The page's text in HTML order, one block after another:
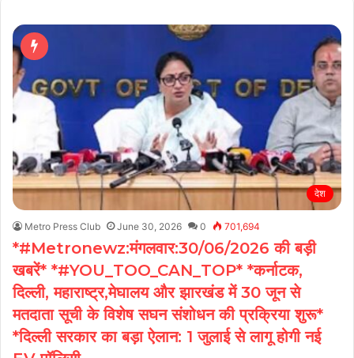
देश
Metro Press Club June 30, 2026 0 701,694
*#Metronewz:मंगलवार:30/06/2026 की बड़ी
खबरें* *#YOU_TOO_CAN_TOP* *कर्नाटक,
दिल्ली, महाराष्ट्र,मेघालय और झारखंड में 30 जून से
मतदाता सूची के विशेष सघन संशोधन की प्रक्रिया शुरू*
*दिल्ली सरकार का बड़ा ऐलान: 1 जुलाई से लागू होगी नई